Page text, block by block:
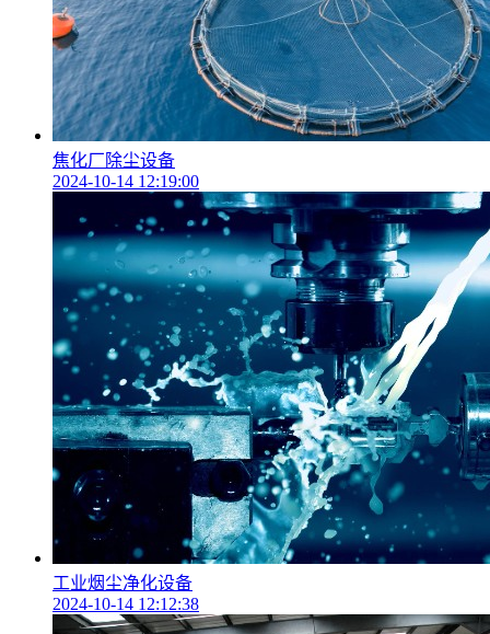
焦化厂除尘设备
2024-10-14 12:19:00
工业烟尘净化设备
2024-10-14 12:12:38